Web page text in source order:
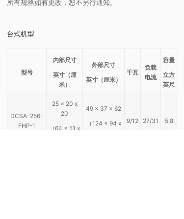
所有规格如有更改，恕不另行通知。
台式机型
型号
内部尺寸
英寸（厘
米）
外部尺寸
英寸（厘米）
千瓦
负载
电流
容量
立方
英尺
DCSA-256-
FHP-1
25 x 20 x
20
（64 x 51 x
49 x 37 x 62
（124 x 94 x
9/12 27/31 5.8